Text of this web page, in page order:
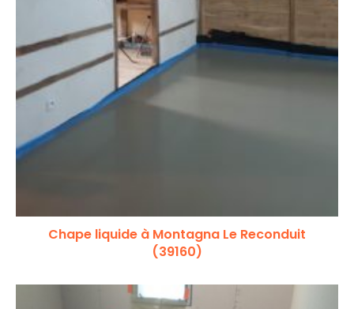
Chape liquide à Montagna Le Reconduit
(39160)